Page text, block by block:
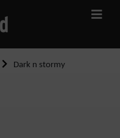
Dark n stormy